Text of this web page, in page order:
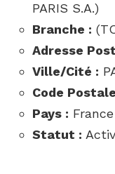
PARIS S.A.)
Branche :
Adresse
Ville/Cité :
Code
Pays : France
Statut :